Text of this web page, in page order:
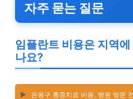
자주 묻는 질문
임플란트 비용은 지역
나요?
▶️ 은평구 통증치료 비용, 병원 방문